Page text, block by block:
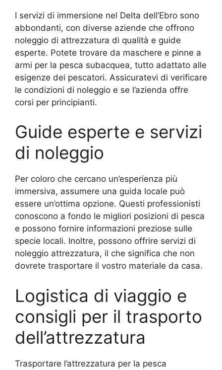
I servizi di immersione nel Delta dell’Ebro sono
abbondanti, con diverse aziende che offrono
noleggio di attrezzatura di qualità e guide
esperte. Potete trovare da maschere e pinne a
armi per la pesca subacquea, tutto adattato alle
esigenze dei pescatori. Assicuratevi di verificare
le condizioni di noleggio e se l’azienda offre
corsi per principianti.
Guide esperte e servizi
di noleggio
Per coloro che cercano un’esperienza più
immersiva, assumere una guida locale può
essere un’ottima opzione. Questi professionisti
conoscono a fondo le migliori posizioni di pesca
e possono fornire informazioni preziose sulle
specie locali. Inoltre, possono offrire servizi di
noleggio attrezzatura, il che significa che non
dovrete trasportare il vostro materiale da casa.
Logistica di viaggio e
consigli per il trasporto
dell’attrezzatura
Trasportare l’attrezzatura per la pesca